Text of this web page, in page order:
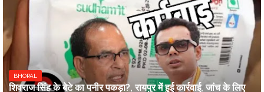
BHOPAL
शिवराज सिंह के बेटे का पनीर पकड़ा?, रायपुर में हुई कार्रवाई, जांच के लिए